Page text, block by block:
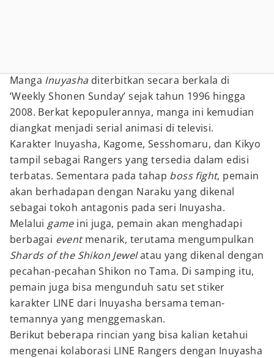
Manga Inuyashaditerbitkan secara berkala di
‘Weekly Shonen Sunday’ sejak tahun 1996 hingga
2008. Berkat kepopulerannya, manga ini kemudian
diangkat menjadi serial animasi di televisi.
Karakter Inuyasha, Kagome, Sesshomaru, dan Kikyo
tampil sebagai Rangers yang tersedia dalam edisi
terbatas. Sementara pada tahap boss fight, pemain
akan berhadapan dengan Naraku yang dikenal
sebagai tokoh antagonis pada seri Inuyasha.
Melalui game ini juga, pemain akan menghadapi
berbagai eventmenarik, terutama mengumpulkan
Shards of the Shikon Jewelatau yang dikenal dengan
pecahan-pecahan Shikon no Tama. Di samping itu,
pemain juga bisa mengunduh satu set stiker
karakter LINE dari Inuyasha bersama teman-
temannya yang menggemaskan.
Berikut beberapa rincian yang bisa kalian ketahui
mengenai kolaborasi LINE Rangers dengan Inuyasha